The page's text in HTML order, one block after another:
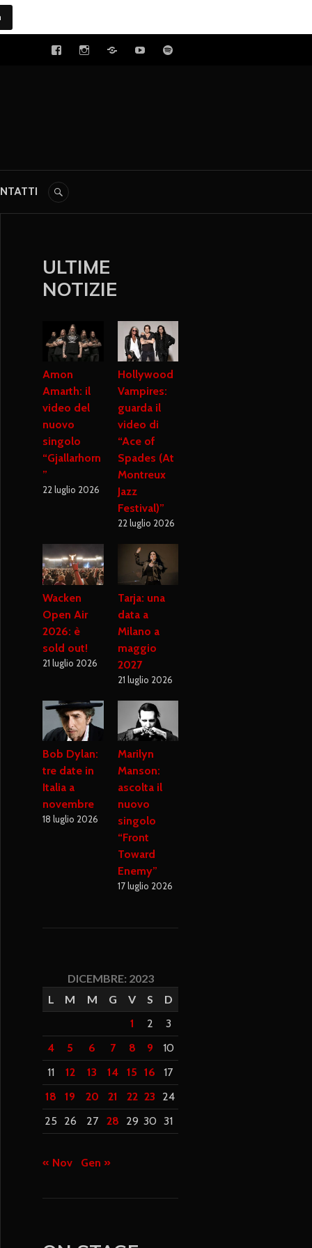
ULTIME
NOTIZIE
Amon
Amarth: il
video del
nuovo
singolo
“Gjallarhorn
”
22 luglio 2026
Hollywood
Vampires:
guarda il
video di
“Ace of
Spades (At
Montreux
Jazz
Festival)”
22 luglio 2026
Wacken
Open Air
2026: è
sold out!
21 luglio 2026
Tarja: una
data a
Milano a
maggio
2027
21 luglio 2026
Bob Dylan:
tre date in
Italia a
novembre
18 luglio 2026
Marilyn
Manson:
ascolta il
nuovo
singolo
“Front
Toward
Enemy”
17 luglio 2026
DICEMBRE: 2023
L
M M G V S
D
1
2
3
4
5 6 7 8 9
10
11
12 13 14 15 16
17
18
19 20 21 22 23
24
25
26 27 28 29 30 31
« Nov Gen »